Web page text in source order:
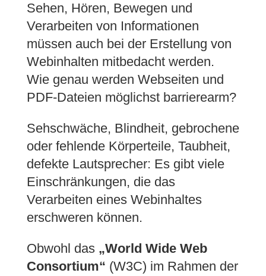
Sehen, Hören, Bewegen und
Verarbeiten von Informationen
müssen auch bei der Erstellung von
Webinhalten mitbedacht werden.
Wie genau werden Webseiten und
PDF-Dateien möglichst barrierearm?
Sehschwäche, Blindheit, gebrochene
oder fehlende Körperteile, Taubheit,
defekte Lautsprecher: Es gibt viele
Einschränkungen, die das
Verarbeiten eines Webinhaltes
erschweren können.
Obwohl das „World Wide Web
Consortium“ (W3C) im Rahmen der